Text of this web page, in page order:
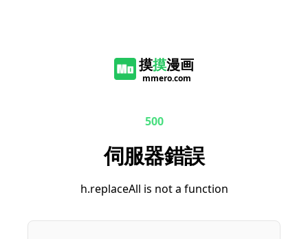
摸摸漫画
mmero.com
500
伺服器錯誤
h.replaceAll is not a function